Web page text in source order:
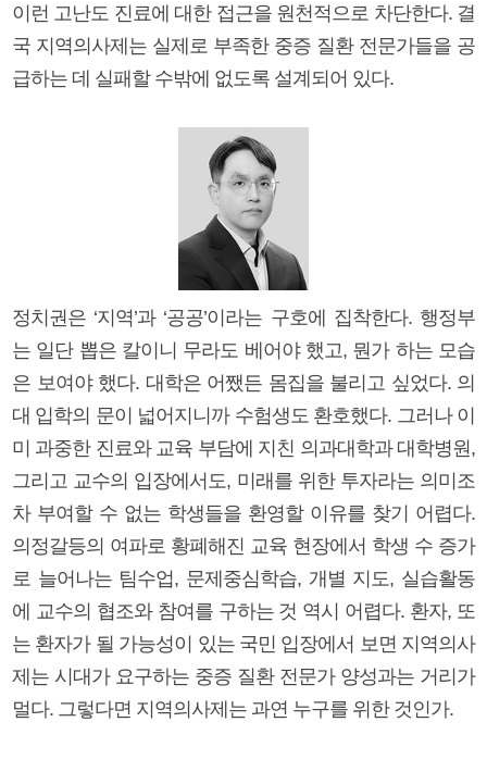
이런 고난도 진료에 대한 접근을 원천적으로 차단한다. 결
국 지역의사제는 실제로 부족한 중증 질환 전문가들을 공
급하는 데 실패할 수밖에 없도록 설계되어 있다.
정치권은 ‘지역’과 ‘공공’이라는 구호에 집착한다. 행정부
는 일단 뽑은 칼이니 무라도 베어야 했고, 뭔가 하는 모습
은 보여야 했다. 대학은 어쨌든 몸집을 불리고 싶었다. 의
대 입학의 문이 넓어지니까 수험생도 환호했다. 그러나 이
미 과중한 진료와 교육 부담에 지친 의과대학과 대학병원,
그리고 교수의 입장에서도, 미래를 위한 투자라는 의미조
차 부여할 수 없는 학생들을 환영할 이유를 찾기 어렵다.
의정갈등의 여파로 황폐해진 교육 현장에서 학생 수 증가
로 늘어나는 팀수업, 문제중심학습, 개별 지도, 실습활동
에 교수의 협조와 참여를 구하는 것 역시 어렵다. 환자, 또
는 환자가 될 가능성이 있는 국민 입장에서 보면 지역의사
제는 시대가 요구하는 중증 질환 전문가 양성과는 거리가
멀다. 그렇다면 지역의사제는 과연 누구를 위한 것인가.